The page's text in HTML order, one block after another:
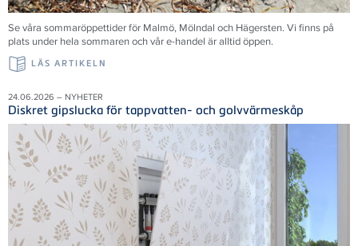
Se våra sommaröppettider för Malmö, Mölndal och Hägersten. Vi finns på
plats under hela sommaren och vår e-handel är alltid öppen.
LÄS ARTIKELN
24.06.2026 – NYHETER
Diskret gipslucka för tappvatten- och golvvärmeskåp